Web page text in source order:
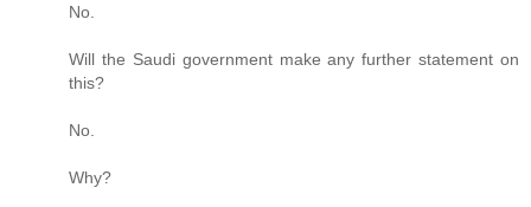
No.
Will the Saudi government make any further statement on
this?
No.
Why?